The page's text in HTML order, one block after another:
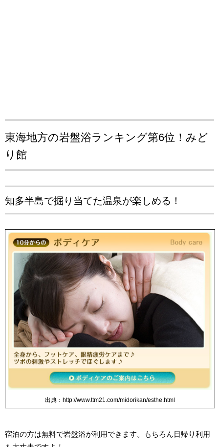
東海地方の岩盤浴ランキング第6位！みど
り館
知多半島で掘り当てた温泉が楽しめる！
出典：http://www.ttm21.com/midorikan/esthe.html
宿泊の方は無料で岩盤浴が利用できます。もちろん日帰り利用